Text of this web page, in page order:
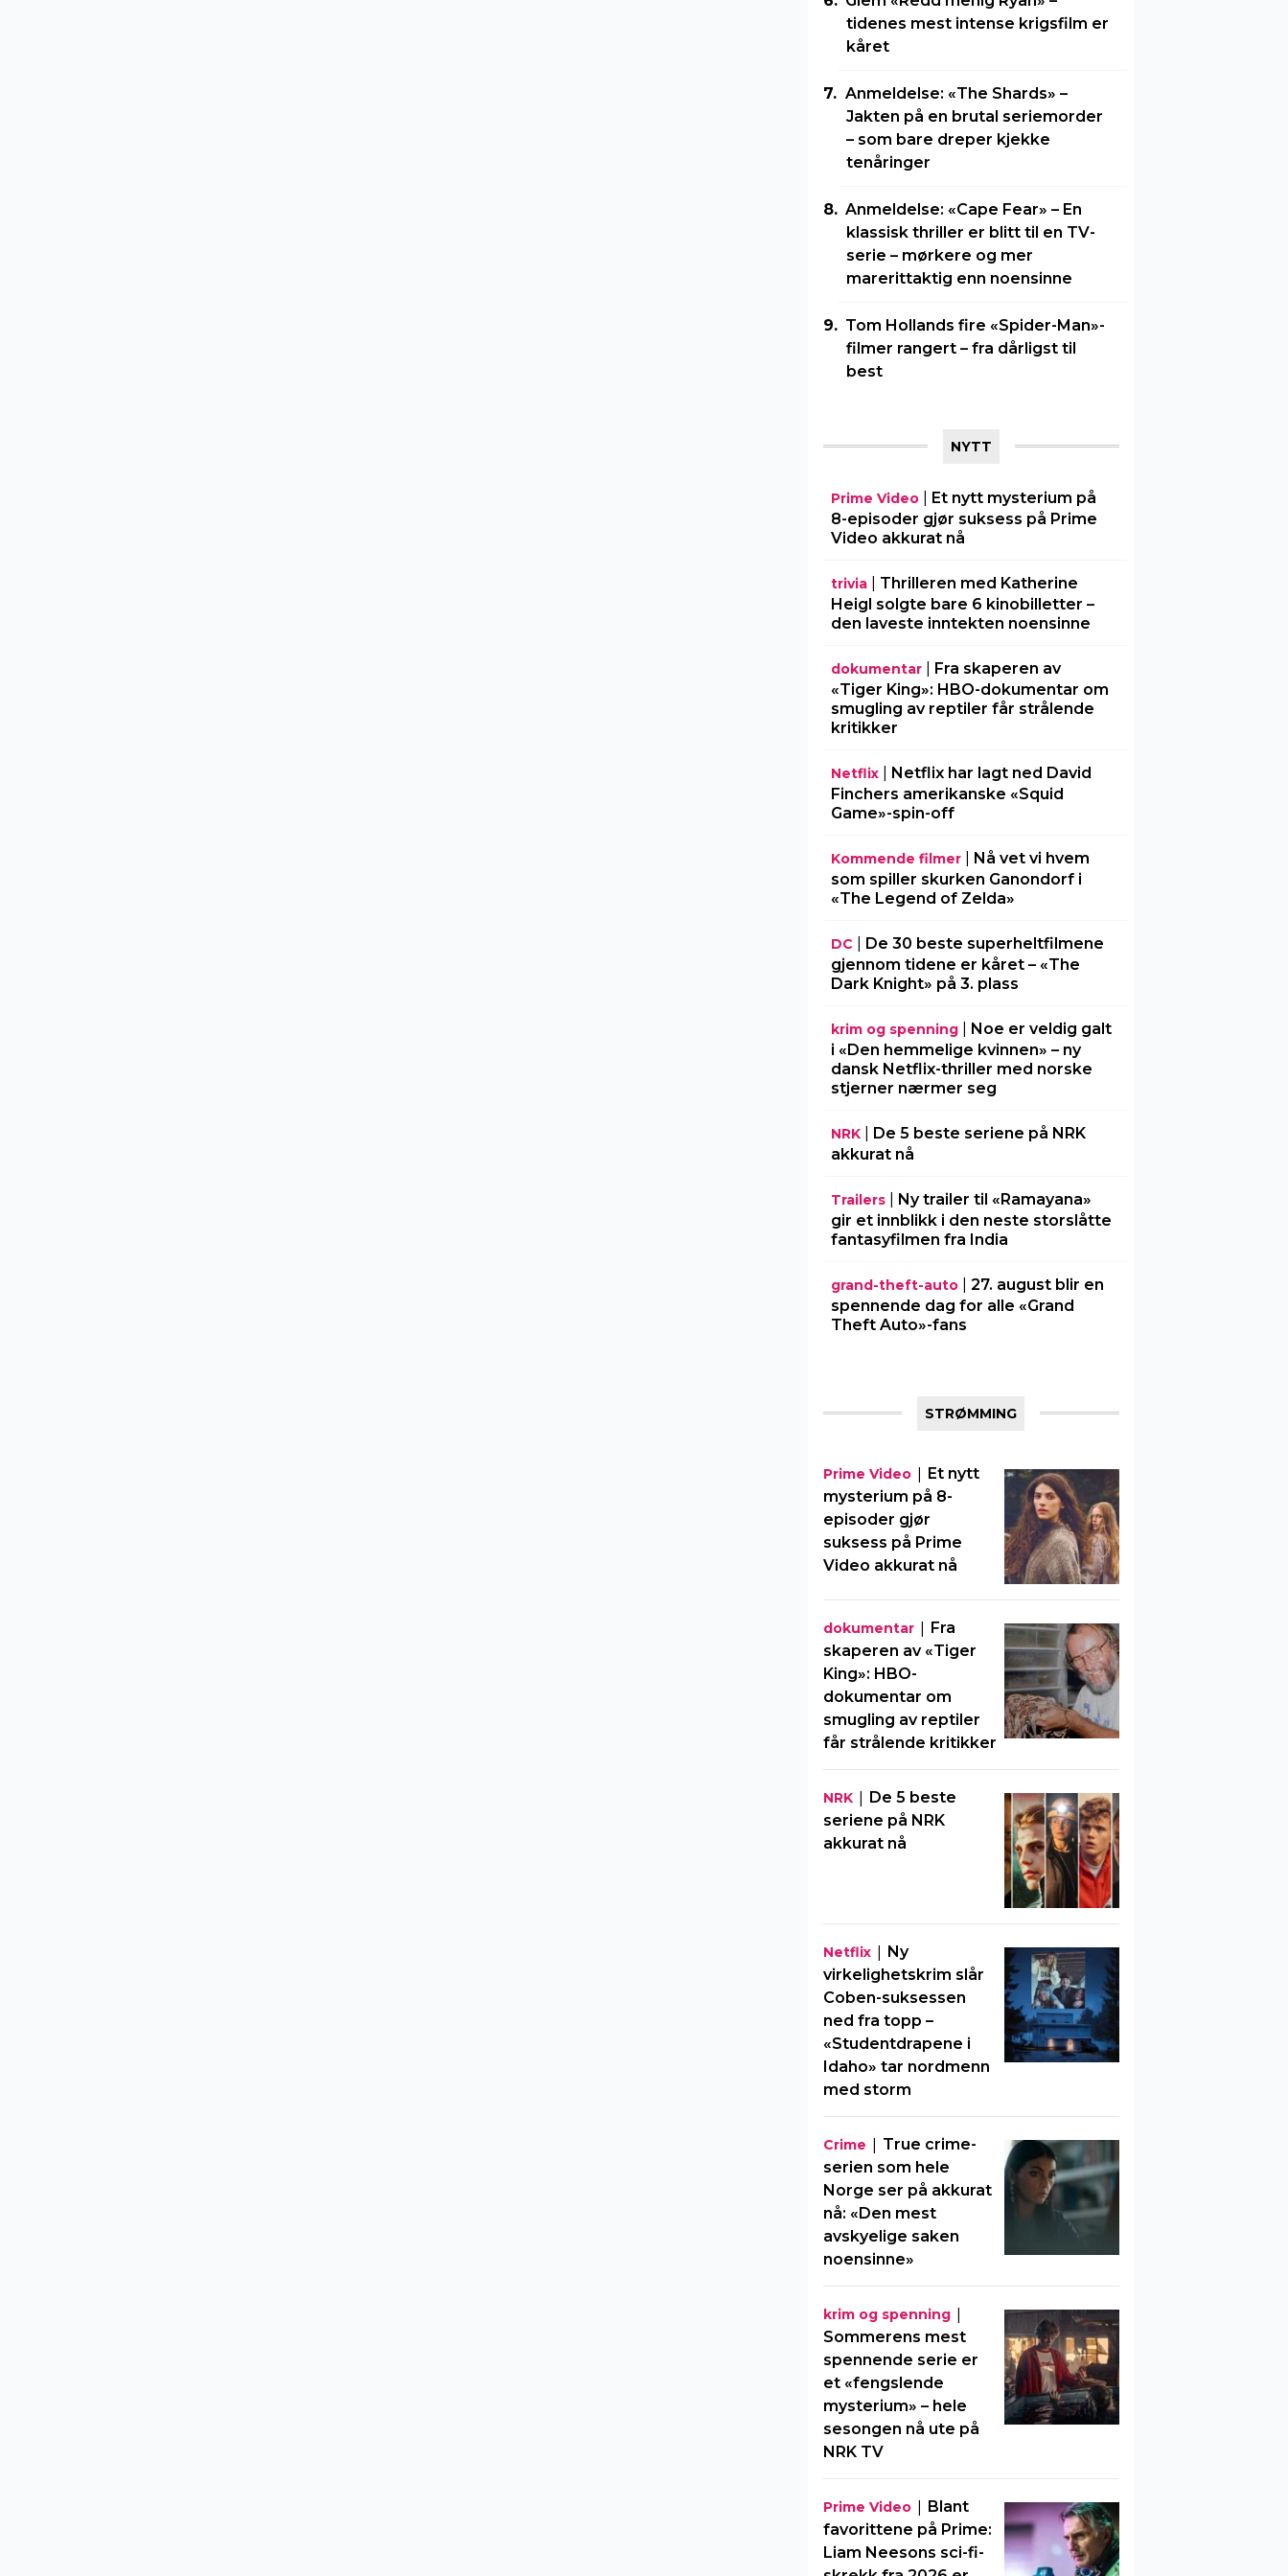
tidenes mest intense krigsfilm er
kåret
Anmeldelse: «The Shards» –
Jakten på en brutal seriemorder
– som bare dreper kjekke
tenåringer
Anmeldelse: «Cape Fear» – En
klassisk thriller er blitt til en TV-
serie – mørkere og mer
marerittaktig enn noensinne
Tom Hollands fire «Spider-Man»-
filmer rangert – fra dårligst til
best
NYTT
Prime Video| Et nytt mysterium på
8-episoder gjør suksess på Prime
Video akkurat nå
trivia| Thrilleren med Katherine
Heigl solgte bare 6 kinobilletter –
den laveste inntekten noensinne
dokumentar| Fra skaperen av
«Tiger King»: HBO-dokumentar om
smugling av reptiler får strålende
kritikker
Netflix| Netflix har lagt ned David
Finchers amerikanske «Squid
Game»-spin-off
Kommende filmer| Nå vet vi hvem
som spiller skurken Ganondorf i
«The Legend of Zelda»
DC
De 30 beste superheltfilmene
gjennom tidene er kåret – «The
Dark Knight» på 3. plass
krim og spenning| Noe er veldig galt
i «Den hemmelige kvinnen» – ny
dansk Netflix-thriller med norske
stjerner nærmer seg
NRK| De 5 beste seriene på NRK
akkurat nå
Trailers| Ny trailer til «Ramayana»
gir et innblikk i den neste storslåtte
fantasyfilmen fra India
grand-theft-auto| 27. august blir en
spennende dag for alle «Grand
Theft Auto»-fans
STRØMMING
Prime Video| Et nytt
mysterium på 8-
episoder gjør
suksess på Prime
Video akkurat nå
dokumentar| Fra
skaperen av «Tiger
King»: HBO-
dokumentar om
smugling av reptiler
får strålende kritikker
NRK| De 5 beste
seriene på NRK
akkurat nå
Netflix| Ny
virkelighetskrim slår
Coben-suksessen
ned fra topp –
«Studentdrapene i
Idaho» tar nordmenn
med storm
Crime | True crime-
serien som hele
Norge ser på akkurat
nå: «Den mest
avskyelige saken
noensinne»
krim og spenning|
Sommerens mest
spennende serie er
et «fengslende
mysterium» – hele
sesongen nå ute på
NRK TV
Prime Video| Blant
favorittene på Prime:
Liam Neesons sci-fi-